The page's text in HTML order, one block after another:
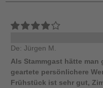
De: Jürgen M.
Als Stammgast hätte man
geartete persönlichere
Frühstück ist sehr gut,